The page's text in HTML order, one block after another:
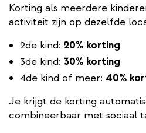
Korting als meerdere
activiteit zijn op dezelfde
2de kind: 20% korting
3de kind: 30% korting
4de kind of meer: 40%
Je krijgt de korting
combineerbaar met sociaal